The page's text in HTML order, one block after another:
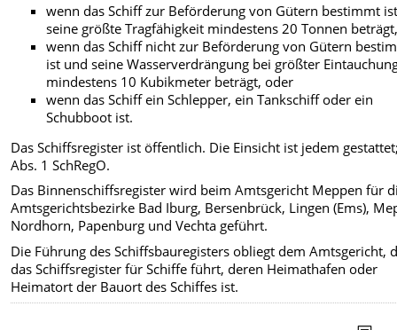
wenn das Schiff zur Beförderung von Gütern bestimmt
seine größte Tragfähigkeit mindestens 20 Tonnen
wenn das Schiff nicht zur Beförderung von Gütern
ist und seine Wasserverdrängung bei größter
mindestens 10 Kubikmeter beträgt, oder
wenn das Schiff ein Schlepper, ein Tankschiff oder ein
Schubboot ist.
Das Schiffsregister ist öffentlich. Die Einsicht ist jedem
Abs. 1 SchRegO.
Das Binnenschiffsregister wird beim Amtsgericht Meppen für
Amtsgerichtsbezirke Bad Iburg, Bersenbrück, Lingen (Ems),
Nordhorn, Papenburg und Vechta geführt.
Die Führung des Schiffsbauregisters obliegt dem Amtsgericht,
das Schiffsregister für Schiffe führt, deren Heimathafen oder
Heimatort der Bauort des Schiffes ist.